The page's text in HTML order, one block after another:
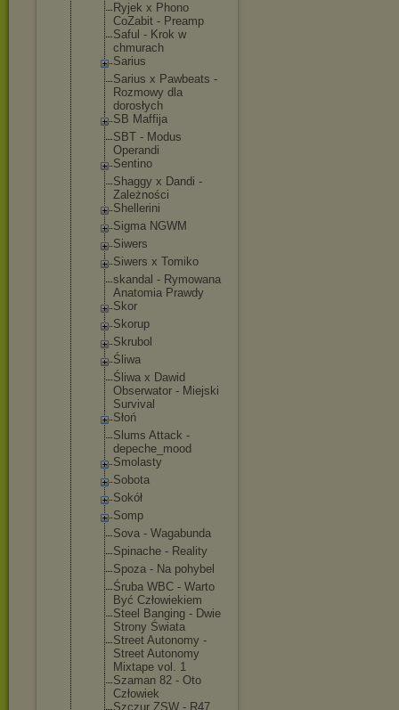
Ryjek x Phono
CoZabit - Preamp
Saful - Krok w
chmurach
Sarius
Sarius x Pawbeats -
Rozmowy dla
dorosłych
SB Maffija
SBT - Modus
Operandi
Sentino
Shaggy x Dandi -
Zależności
Shellerini
Sigma NGWM
Siwers
Siwers x Tomiko
skandal - Rymowana
Anatomia Prawdy
Skor
Skorup
Skrubol
Śliwa
Śliwa x Dawid
Obserwator - Miejski
Survival
Słoń
Slums Attack -
depeche_mood
Smolasty
Sobota
Sokół
Somp
Sova - Wagabunda
Spinache - Reality
Spoza - Na pohybel
Śruba WBC - Warto
Być Człowiekiem
Steel Banging - Dwie
Strony Świata
Street Autonomy -
Street Autonomy
Mixtape vol. 1
Szaman 82 - Oto
Człowiek
Szczur ZSW - R47